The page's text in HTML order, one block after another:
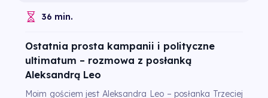
36 min.
Ostatnia prosta kampanii i polityczne
ultimatum – rozmowa z posłanką
Aleksandrą Leo
Moim gościem jest Aleksandra Leo – posłanka Trzeciej